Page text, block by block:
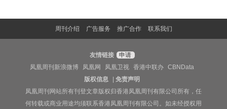
周刊介绍 广告服务 推广合作 联系我们
友情链接
申请
凤凰周刊新浪微博
凤凰网 凤凰卫视 香港中联办
CBNData
版权信息
|免责声明
凤凰周刊网站所有刊登文章版权归香港凤凰周刊有限公司所有，任
何转载或商业用途均须联系香港凤凰周刊有限公司。如未经授权用